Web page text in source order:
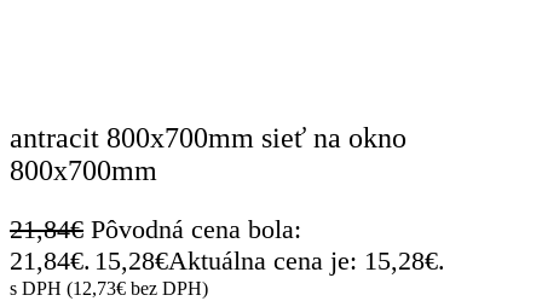
antracit 800x700mm sieť na okno
800x700mm
21,84€ Pôvodná cena bola:
21,84€. 15,28€Aktuálna cena je: 15,28€.
s DPH (12,73€ bez DPH)